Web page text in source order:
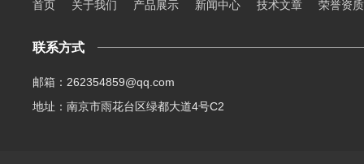
首页 关于我们 产品展示 新闻中心 技术文章 荣誉资质
联系方式
邮箱：262354859@qq.com
地址：南京市雨花台区绿都大道4号C2